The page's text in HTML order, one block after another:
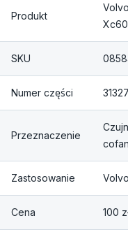
Produkt
Xc60
SKU
Numer części
Przeznaczenie
Zastosowanie
Cena 100